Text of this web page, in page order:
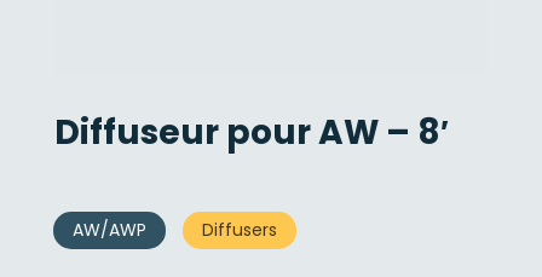
Diffuseur pour AW – 8′
AW/AWP Diffusers